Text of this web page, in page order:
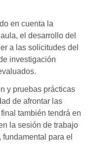
en cuenta la
el desarrollo del
a las solicitudes del
investigación
y pruebas prácticas
de afrontar las
también tendrá en
la sesión de trabajo
para el